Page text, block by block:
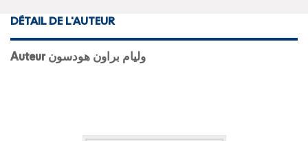
DÉTAIL DE L'AUTEUR
Auteur وليام براون هودسون